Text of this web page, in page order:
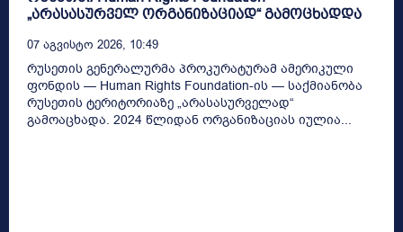
„არასასურველ ორგანიზაციად“ გამოცხადდა
07 Აგვისტო 2026, 10:49
რუსეთის გენერალურმა პროკურატურამ ამერიკული
ფონდის — Human Rights Foundation-ის — საქმიანობა
რუსეთის ტერიტორიაზე „არასასურველად“
გამოაცხადა. 2024 წლიდან ორგანიზაციას იულია...